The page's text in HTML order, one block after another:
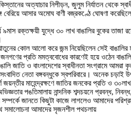
অত্যাচার নিপীড়ন, জুলুম নির্যাতন থেকে
আসার অমোঘ বাণী বজ্রকণ্ঠে ঘোষণা
রক্তক্ষয়ী যুদ্ধে ৩০ লাখ বাঙালির বুকের তাজা
কোল আলো করে জন্ম নিয়েছিলেন সেই
প্রতি মমত্ববোধের কারণেই হয়ে ওঠেন
জাতি ও বাংলাদেশের স্বাধীনতা সংগ্রামে
নেতা বঙ্গবন্ধুকে স্বপরিবারে। অনেক
মাহেন্দ্রক্ষণে জাতির জনকের প্রতি ও
পঙতিমালায় নান্দনিক শব্দচয়নে প্রবন্ধ,
জানতে কিছুটা কাজে লাগলেও আমাদের
সমালোচনা আমাদের সৃজনশীল পথচলায়